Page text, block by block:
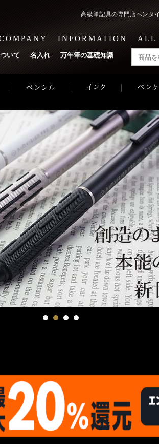
高級筆記具の専門店ペン
INFORMATION ALL
いて 名入れ 万年筆の基礎知識